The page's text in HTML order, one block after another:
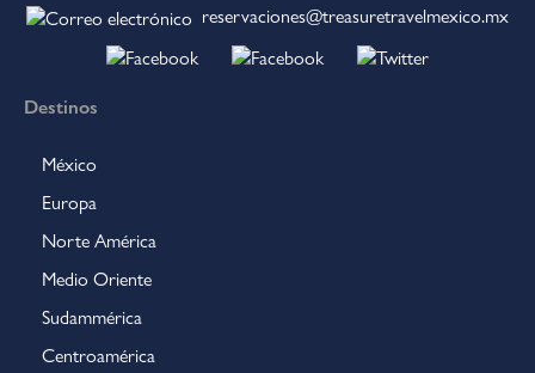
reservaciones@treasuretravelmexico.mx
Destinos
México
Europa
Norte América
Medio Oriente
Sudammérica
Centroamérica